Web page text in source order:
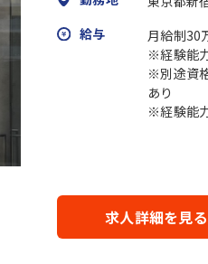
給与
月給制30
※経験能
※別途資
あり
※経験能
求人詳細を見る